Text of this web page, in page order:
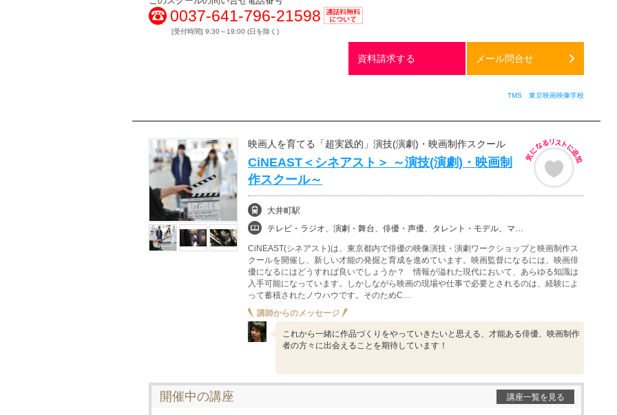
0037-641-796-21598
無料
[受付時間] 9:30～19:00 (日を除く)
資料請求する メール問合せ
TMS 東京映画映像学校
映画人を育てる「超実践的」演技(演劇)・映画制作スクール
CiNEAST＜シネアスト＞ ～演技(演劇)・映画制
作スクール～
大井町駅
テレビ・ラジオ、演劇・舞台、俳優・声優、タレント・モデル、マスコミ・芸能その他、映画・シネマ、動画制作、デジタル映像、写…
CiNEAST(シネアスト)は、東京都内で俳優の映像演技・演劇ワークショップと映画制作ス
クールを開催し、新しい才能の発掘と育成を進めています。映画監督になるには、映画俳
優になるにはどうすれば良いでしょうか？ 情報が溢れた現代において、あらゆる知識は
入手可能になっています。しかしながら映画の現場や仕事で必要とされるのは、経験によ
って蓄積されたノウハウです。そのためC…
講師からのメッセージ
これから一緒に作品づくりをやっていきたいと思える、才能ある俳優、映画制作
者の方々に出会えることを期待しています！
開催中の講座 講座一覧を見る